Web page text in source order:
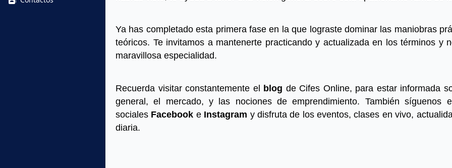
Ya has completado esta primera fase en la que lograste dominar las maniobras
teóricos. Te invitamos a mantenerte practicando y actualizada en los términos y
maravillosa especialidad.
Recuerda visitar constantemente el blog de Cifes Online, para estar informada
general, el mercado, y las nociones de emprendimiento. También síguenos
sociales Facebook e Instagram y disfruta de los eventos, clases en vivo,
diaria.